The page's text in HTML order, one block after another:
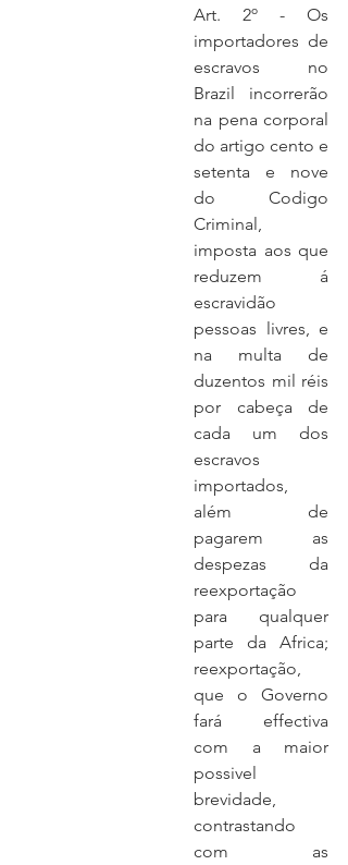
Art. 2º - Os
importadores de
escravos no
Brazil incorrerão
na pena corporal
do artigo cento e
setenta e nove
do Codigo
Criminal,
imposta aos que
reduzem á
escravidão
pessoas livres, e
na multa de
duzentos mil réis
por cabeça de
cada um dos
escravos
importados,
além de
pagarem as
despezas da
reexportação
para qualquer
parte da Africa;
reexportação,
que o Governo
fará effectiva
com a maior
possivel
brevidade,
contrastando
com as